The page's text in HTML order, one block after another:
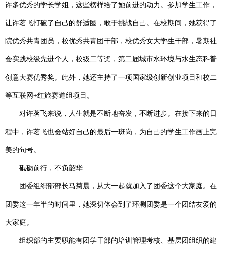
许多优秀的学长学姐，这些榜样给了她前进的动力。参加学生工作，
让许茗飞打破了自己的舒适圈，敢于挑战自己。在校期间，她获得了
院优秀共青团员，校优秀共青团干部，校优秀女大学生干部，暑期社
会实践校级先进个人，校级二等奖，第二届城市水环境与水生态科普
创意大赛优秀奖。此外，她还主持了一项国家级创新创业项目和校二
等互联网 +红旅赛道组项目 。
对许茗飞来说，人生就是不断地奋发，不断进步。在接下来的日
程中，许茗飞也会站好自己的最后一班岗，为自己的学生工作画上完
美的句号。
砥砺前行，不负韶华
团委组织部部长马菊晨，从大一起就加入了团委这个大家庭。在
团委这一年半的时间里，她深切体会到了环测团委是一个团结友爱的
大家庭。
组织部的主要职能有团学干部的培训管理考核、基层团组织的建